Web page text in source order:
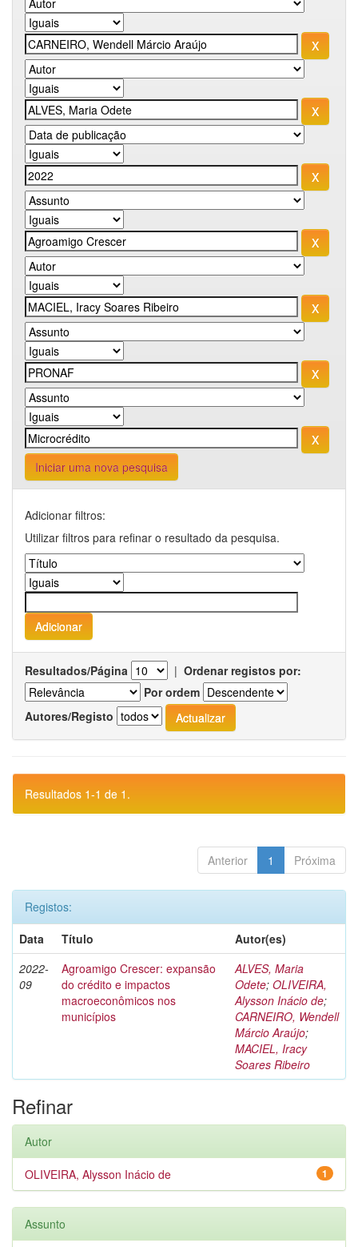
Iniciar uma nova pesquisa
Adicionar filtros:
Utilizar filtros para refinar o resultado da pesquisa.
Resultados/Página | Ordenar registos por:
Por ordem
Autores/Registo
Resultados 1-1 de 1.
Anterior 1 Próxima
Registos:
Data
Título
Autor(es)
2022-
09
Agroamigo Crescer: expansão
do crédito e impactos
macroeconômicos nos
municípios
ALVES, Maria
Odete; OLIVEIRA,
Alysson Inácio de;
CARNEIRO, Wendell
Márcio Araújo;
MACIEL, Iracy
Soares Ribeiro
Refinar
Autor
1
OLIVEIRA, Alysson Inácio de
Assunto